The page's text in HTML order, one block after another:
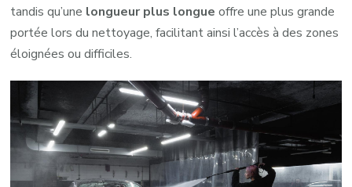
tandis qu’une longueur plus longue offre une plus grande
portée lors du nettoyage, facilitant ainsi l’accès à des zones
éloignées ou difficiles.